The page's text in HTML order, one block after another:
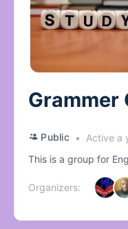
Grammer
Public
Active a
This is a group for
Organizers: